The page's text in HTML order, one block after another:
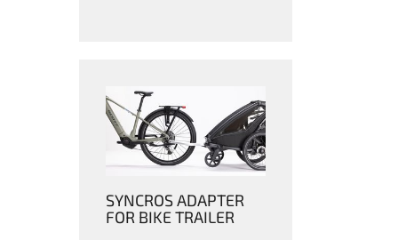
SYNCROS ADAPTER
FOR BIKE TRAILER